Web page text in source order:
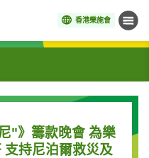
香港樂施會 目錄
"》籌款晚會 為樂
持尼泊爾救災及